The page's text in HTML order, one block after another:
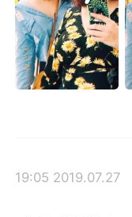
Français
日本語
Türkçe2019.07.27 19:05